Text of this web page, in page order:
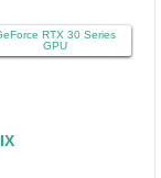
RTX 30 Series
GPU